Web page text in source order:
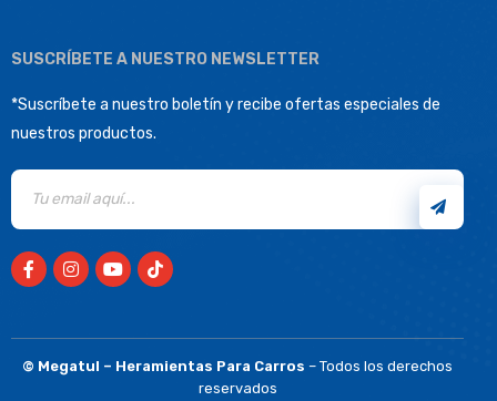
SUSCRÍBETE A NUESTRO NEWSLETTER
*Suscríbete a nuestro boletín y recibe ofertas especiales de
nuestros productos.
© Megatul – Heramientas Para Carros – Todos los derechos
reservados